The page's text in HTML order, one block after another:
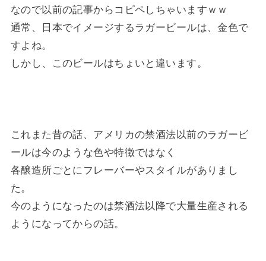
なので以前の記事からコピペしちゃいますｗｗ
通常、日本でイメージするラガービールは、金色で
すよね。
しかし、このビールはちょいと違います。
これまた昔の話、アメリカの禁酒法以前のラガービ
ールは今のような色や特徴ではなく
各醸造所ごとにフレーバーやスタイルがありまし
た。
今のようになったのは禁酒法以降で大量生産される
ようになってからの話。